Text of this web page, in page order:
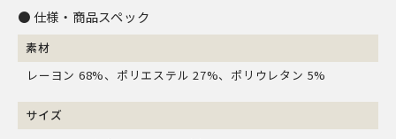
仕様・商品スペック
素材
レーヨン 68%、ポリエステル 27%、ポリウレタン 5%
サイズ